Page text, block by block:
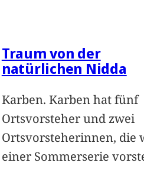
Traum von der
natürlichen Nidda
Karben. Karben hat fünf
Ortsvorsteher und zwei
Ortsvorsteherinnen, die
einer Sommerserie